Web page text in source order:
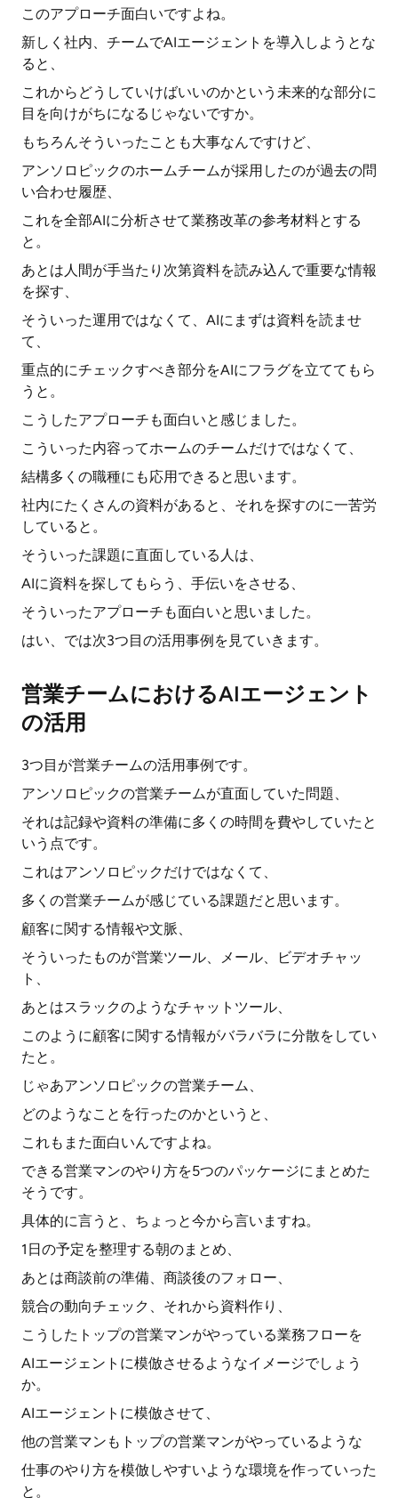
このアプローチ面白いですよね。
新しく社内、チームでAIエージェントを導入しようとな
ると、
これからどうしていけばいいのかという未来的な部分に
目を向けがちになるじゃないですか。
もちろんそういったことも大事なんですけど、
アンソロピックのホームチームが採用したのが過去の問
い合わせ履歴、
これを全部AIに分析させて業務改革の参考材料とする
と。
あとは人間が手当たり次第資料を読み込んで重要な情報
を探す、
そういった運用ではなくて、AIにまずは資料を読ませ
て、
重点的にチェックすべき部分をAIにフラグを立ててもら
うと。
こうしたアプローチも面白いと感じました。
こういった内容ってホームのチームだけではなくて、
結構多くの職種にも応用できると思います。
社内にたくさんの資料があると、それを探すのに一苦労
していると。
そういった課題に直面している人は、
AIに資料を探してもらう、手伝いをさせる、
そういったアプローチも面白いと思いました。
はい、では次3つ目の活用事例を見ていきます。
営業チームにおけるAIエージェント
の活用
3つ目が営業チームの活用事例です。
アンソロピックの営業チームが直面していた問題、
それは記録や資料の準備に多くの時間を費やしていたと
いう点です。
これはアンソロピックだけではなくて、
多くの営業チームが感じている課題だと思います。
顧客に関する情報や文脈、
そういったものが営業ツール、メール、ビデオチャッ
ト、
あとはスラックのようなチャットツール、
このように顧客に関する情報がバラバラに分散をしてい
たと。
じゃあアンソロピックの営業チーム、
どのようなことを行ったのかというと、
これもまた面白いんですよね。
できる営業マンのやり方を5つのパッケージにまとめた
そうです。
具体的に言うと、ちょっと今から言いますね。
1日の予定を整理する朝のまとめ、
あとは商談前の準備、商談後のフォロー、
競合の動向チェック、それから資料作り、
こうしたトップの営業マンがやっている業務フローを
AIエージェントに模倣させるようなイメージでしょう
か。
AIエージェントに模倣させて、
他の営業マンもトップの営業マンがやっているような
仕事のやり方を模倣しやすいような環境を作っていった
と。